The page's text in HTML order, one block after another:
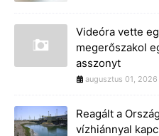
Videóra vette
megerőszakol
asszonyt
augusztus 01, 2026
Reagált a
vízhiánnyal